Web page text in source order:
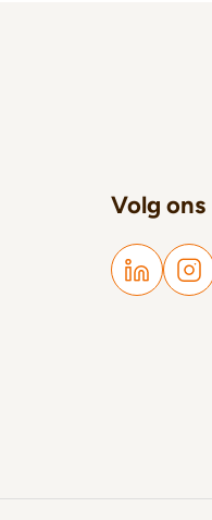
Volg ons